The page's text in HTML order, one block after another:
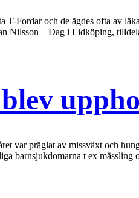
Fordar och de ägdes ofta av
Nilsson – Dag i Lidköping,
var präglat av missväxt och
barnsjukdomarna t ex